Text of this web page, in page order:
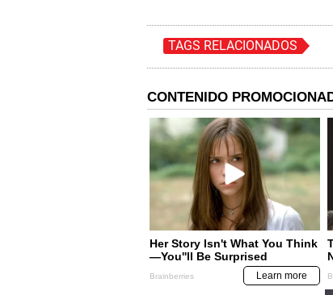
TAGS RELACIONADOS